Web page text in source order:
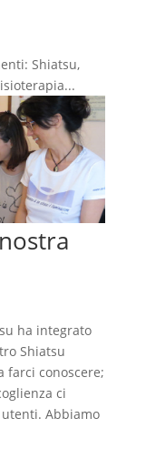
Shiatsu,
ha integrato
Shiatsu
farci conoscere;
ci
Abbiamo